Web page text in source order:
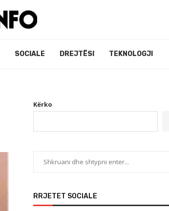
SOCIALE DREJTËSI TEKNOLOGJI
Kërko
RRJETET SOCIALE